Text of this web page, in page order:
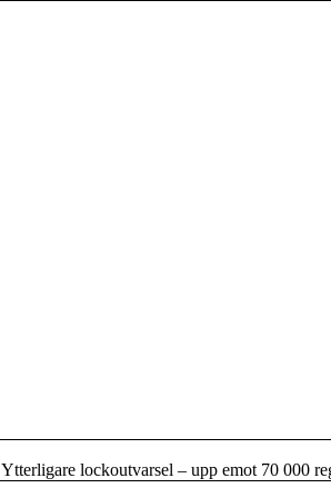
Ytterligare lockoutvarsel – upp emot 70 000